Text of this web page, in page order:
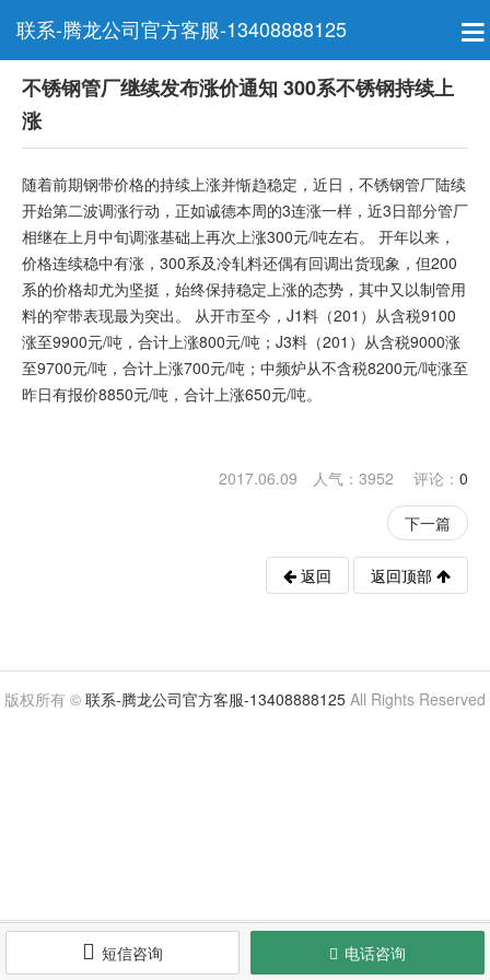
联系-腾龙公司官方客服-13408888125
不锈钢管厂继续发布涨价通知 300系不锈钢持续上
涨
随着前期钢带价格的持续上涨并惭趋稳定，近日，不锈钢管厂陆续
开始第二波调涨行动，正如诚德本周的3连涨一样，近3日部分管厂
相继在上月中旬调涨基础上再次上涨300元/吨左右。 开年以来，
价格连续稳中有涨，300系及冷轧料还偶有回调出货现象，但200
系的价格却尤为坚挺，始终保持稳定上涨的态势，其中又以制管用
料的窄带表现最为突出。 从开市至今，J1料（201）从含税9100
涨至9900元/吨，合计上涨800元/吨；J3料（201）从含税9000涨
至9700元/吨，合计上涨700元/吨；中频炉从不含税8200元/吨涨至
昨日有报价8850元/吨，合计上涨650元/吨。
2017.06.09 人气： 3952 评论： 0
下一篇
返回 返回顶部
版权所有 © 联系-腾龙公司官方客服-13408888125 All Rights Reserved
 短信咨询  电话咨询